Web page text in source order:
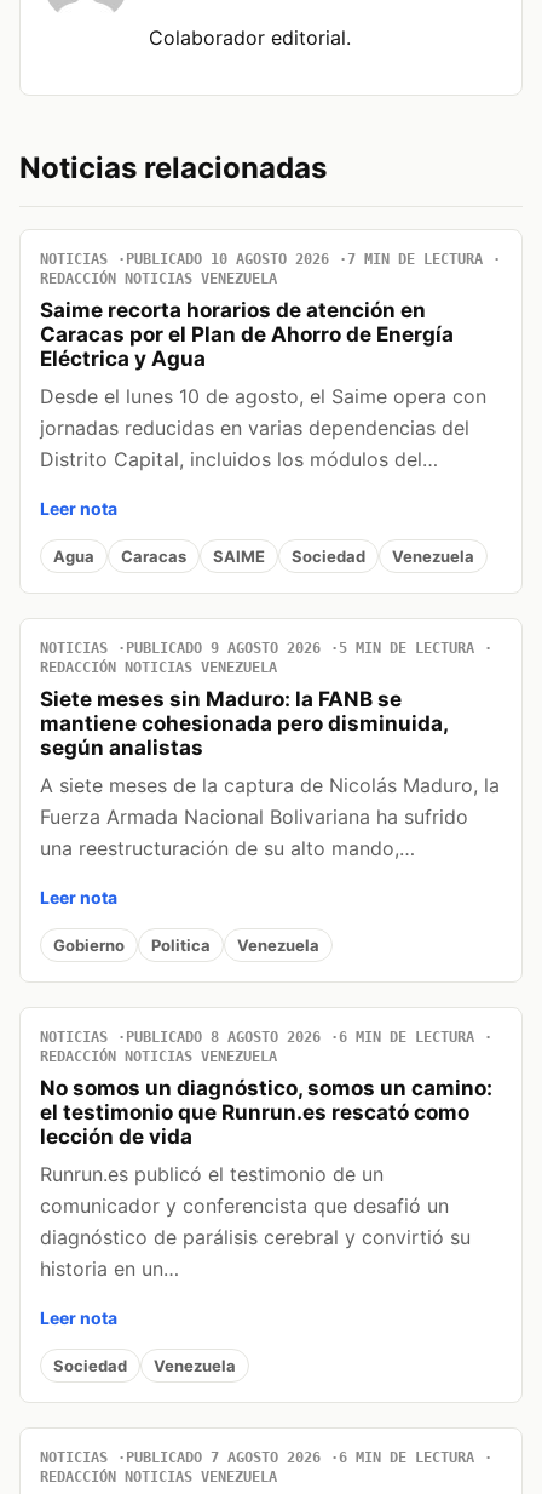
Colaborador editorial.
Noticias relacionadas
NOTICIAS PUBLICADO 10 AGOSTO 2026
7 MIN DE LECTURA
REDACCIÓN NOTICIAS VENEZUELA
Saime recorta horarios de atención en
Caracas por el Plan de Ahorro de Energía
Eléctrica y Agua
Desde el lunes 10 de agosto, el Saime opera con
jornadas reducidas en varias dependencias del
Distrito Capital, incluidos los módulos del…
Leer nota
Agua Caracas SAIME Sociedad Venezuela
NOTICIAS PUBLICADO 9 AGOSTO 2026
5 MIN DE LECTURA
REDACCIÓN NOTICIAS VENEZUELA
Siete meses sin Maduro: la FANB se
mantiene cohesionada pero disminuida,
según analistas
A siete meses de la captura de Nicolás Maduro, la
Fuerza Armada Nacional Bolivariana ha sufrido
una reestructuración de su alto mando,…
Leer nota
Gobierno Politica Venezuela
NOTICIAS PUBLICADO 8 AGOSTO 2026
6 MIN DE LECTURA
REDACCIÓN NOTICIAS VENEZUELA
No somos un diagnóstico, somos un camino:
el testimonio que Runrun.es rescató como
lección de vida
Runrun.es publicó el testimonio de un
comunicador y conferencista que desafió un
diagnóstico de parálisis cerebral y convirtió su
historia en un…
Leer nota
Sociedad Venezuela
NOTICIAS PUBLICADO 7 AGOSTO 2026
6 MIN DE LECTURA
REDACCIÓN NOTICIAS VENEZUELA